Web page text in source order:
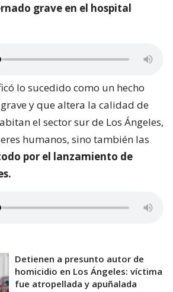
grave en el hospital
lo sucedido como un hecho
y que altera la calidad de
el sector sur de Los Ángeles,
humanos, sino también las
por el lanzamiento de
Detienen a presunto autor de
homicidio en Los Ángeles: víctima
fue atropellada y apuñalada